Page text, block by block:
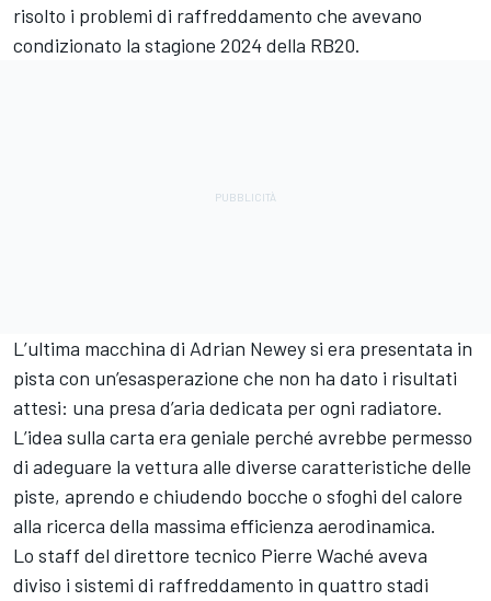
risolto i problemi di raffreddamento che avevano
condizionato la stagione 2024 della RB20.
L’ultima macchina di Adrian Newey si era presentata in
pista con un’esasperazione che non ha dato i risultati
attesi: una presa d’aria dedicata per ogni radiatore.
L’idea sulla carta era geniale perché avrebbe permesso
di adeguare la vettura alle diverse caratteristiche delle
piste, aprendo e chiudendo bocche o sfoghi del calore
alla ricerca della massima efficienza aerodinamica.
Lo staff del direttore tecnico Pierre Waché aveva
diviso i sistemi di raffreddamento in quattro stadi